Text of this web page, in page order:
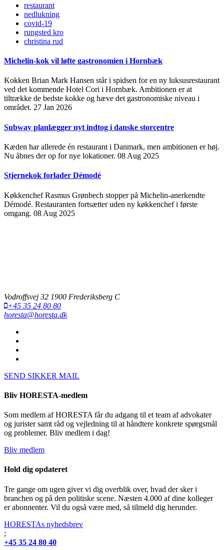
restaurant
nedlukning
covid-19
rungsted kro
christina rud
Michelin-kok vil løfte gastronomien i Hornbæk
Kokken Brian Mark Hansen står i spidsen for en ny luksusrestaurant
ved det kommende Hotel Cori i Hornbæk. Ambitionen er at
tiltrække de bedste kokke og hæve det gastronomiske niveau i
området. 27 Jan 2026
Subway planlægger nyt indtog i danske storcentre
Kæden har allerede én restaurant i Danmark, men ambitionen er høj.
Nu åbnes der op for nye lokationer. 08 Aug 2025
Stjernekok forlader Démodé
Køkkenchef Rasmus Grønbech stopper på Michelin-anerkendte
Démodé. Restauranten fortsætter uden ny køkkenchef i første
omgang. 08 Aug 2025
Vodroffsvej 32 1900 Frederiksberg C
+45 35 24 80 80
horesta@horesta.dk
SEND SIKKER MAIL
Bliv HORESTA-medlem
Som medlem af HORESTA får du adgang til et team af advokater
og jurister samt råd og vejledning til at håndtere konkrete spørgsmål
og problemer. Bliv medlem i dag!
Bliv medlem
Hold dig opdateret
Tre gange om ugen giver vi dig overblik over, hvad der sker i
branchen og på den politiske scene. Næsten 4.000 af dine kolleger
er abonnenter. Vil du også være med, så tilmeld dig herunder.
HORESTAs nyhedsbrev
;
+45 35 24 80 40